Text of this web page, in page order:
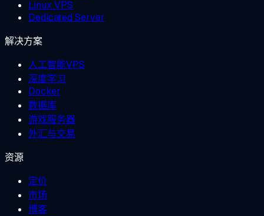
Linux VPS
Dedicated Server
解决方案
人工智能VPS
深度学习
Docker
数据库
游戏服务器
外汇与交易
资源
定价
市场
博客